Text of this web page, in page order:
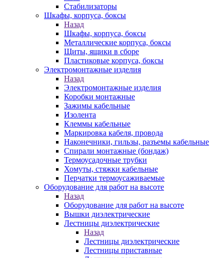
Стабилизаторы
Шкафы, корпуса, боксы
Назад
Шкафы, корпуса, боксы
Металлические корпуса, боксы
Щиты, ящики в сборе
Пластиковые корпуса, боксы
Электромонтажные изделия
Назад
Электромонтажные изделия
Коробки монтажные
Зажимы кабельные
Изолента
Клеммы кабельные
Маркировка кабеля, провода
Наконечники, гильзы, разъемы кабельные
Спирали монтажные (бондаж)
Термоусадочные трубки
Хомуты, стяжки кабельные
Перчатки термоусаживаемые
Оборудование для работ на высоте
Назад
Оборудование для работ на высоте
Вышки диэлектрические
Лестницы диэлектрические
Назад
Лестницы диэлектрические
Лестницы приставные